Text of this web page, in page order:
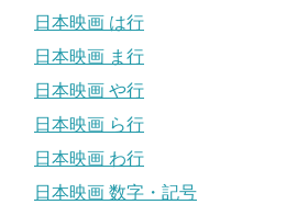
日本映画 は行
日本映画 ま行
日本映画 や行
日本映画 ら行
日本映画 わ行
日本映画 数字・記号